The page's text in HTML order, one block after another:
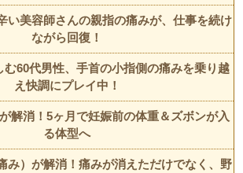
い美容師さんの親指の痛みが、仕事を続け
ながら回復！
む60代男性、手首の小指側の痛みを乗り越
え快調にプレイ中！
解消！5ヶ月で妊娠前の体重＆ズボンが入
る体型へ
み）が解消！痛みが消えただけでなく、野